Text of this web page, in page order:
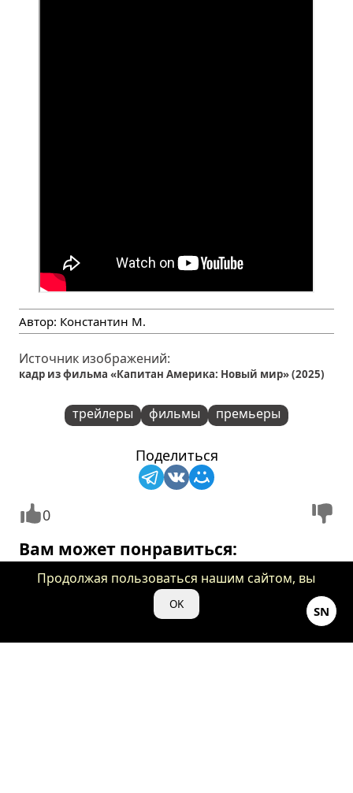
Автор: Константин М.
Источник изображений:
кадр из фильма «Капитан Америка: Новый мир» (2025)
трейлеры фильмы премьеры
Поделиться
0
Вам может понравиться:
SN
Продолжая пользоваться нашим сайтом, вы
даете нам свое согласие на использование
файлов cookie для аналитики и рекламы.
OK